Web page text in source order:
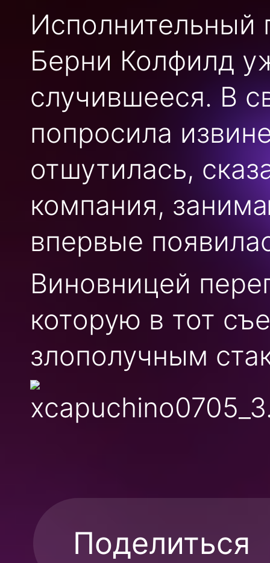
Исполнительный
Берни Колфилд
случившееся. В
попросила
отшутилась,
компания,
впервые
Виновницей
которую в тот
злополучным
Поделиться